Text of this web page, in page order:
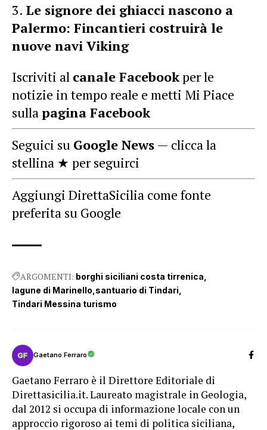
Le signore dei ghiacci nascono a
Palermo: Fincantieri costruirà le
nuove navi Viking
Iscriviti al canale Facebookper le
notizie in tempo reale e metti Mi Piace
sullapagina Facebook
Seguici su Google News — clicca la
stellina ★ per seguirci
Aggiungi DirettaSicilia come fonte
preferita su Google
ARGOMENTI: borghi siciliani costa tirrenica
lagune di Marinello santuario di Tindari
Tindari Messina turismo
Gaetano Ferraro
Gaetano Ferraro è il Direttore Editoriale di
Direttasicilia.it. Laureato magistrale in Geologia,
dal 2012 si occupa di informazione locale con un
approccio rigoroso ai temi di politica siciliana,